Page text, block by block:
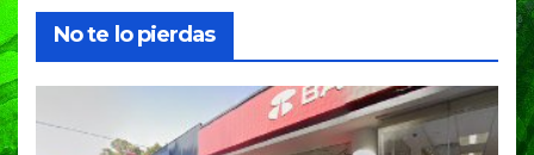
No te lo pierdas